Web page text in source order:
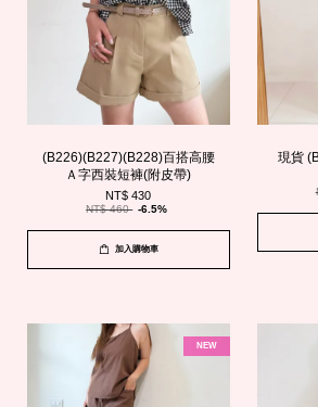
(B226)(B227)(B228)百搭高腰
Ａ字西裝短褲(附皮帶)
NT$ 430
NT$ 460 -6.5%
加入購物車
現貨
NEW